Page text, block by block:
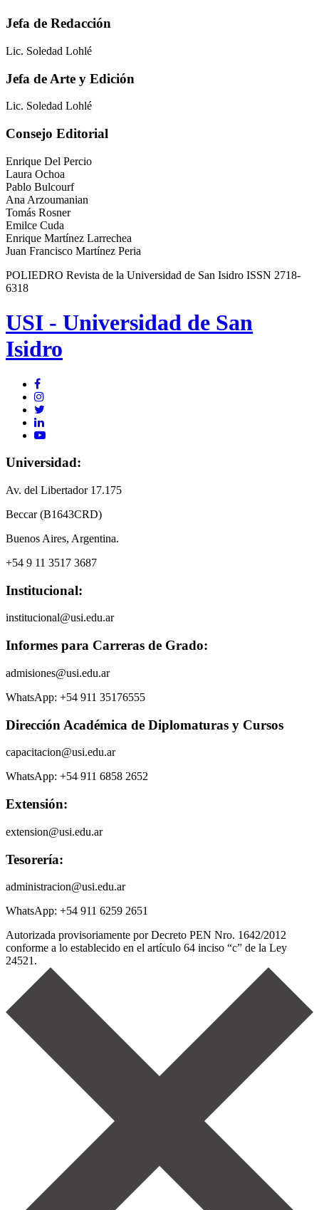
Jefa de Redacción
Lic. Soledad Lohlé
Jefa de Arte y Edición
Lic. Soledad Lohlé
Consejo Editorial
Enrique Del Percio
Laura Ochoa
Pablo Bulcourf
Ana Arzoumanian
Tomás Rosner
Emilce Cuda
Enrique Martínez Larrechea
Juan Francisco Martínez Peria
POLIEDRO Revista de la Universidad de San Isidro ISSN 2718-
6318
USI - Universidad de San
Isidro
Universidad:
Av. del Libertador 17.175
Beccar (B1643CRD)
Buenos Aires, Argentina.
+54 9 11 3517 3687
Institucional:
institucional@usi.edu.ar
Informes para Carreras de Grado:
admisiones@usi.edu.ar
WhatsApp: +54 911 35176555
Dirección Académica de Diplomaturas y Cursos
capacitacion@usi.edu.ar
WhatsApp: +54 911 6858 2652
Extensión:
extension@usi.edu.ar
Tesorería:
administracion@usi.edu.ar
WhatsApp: +54 911 6259 2651
Autorizada provisoriamente por Decreto PEN Nro. 1642/2012
conforme a lo establecido en el artículo 64 inciso “c” de la Ley
24521.